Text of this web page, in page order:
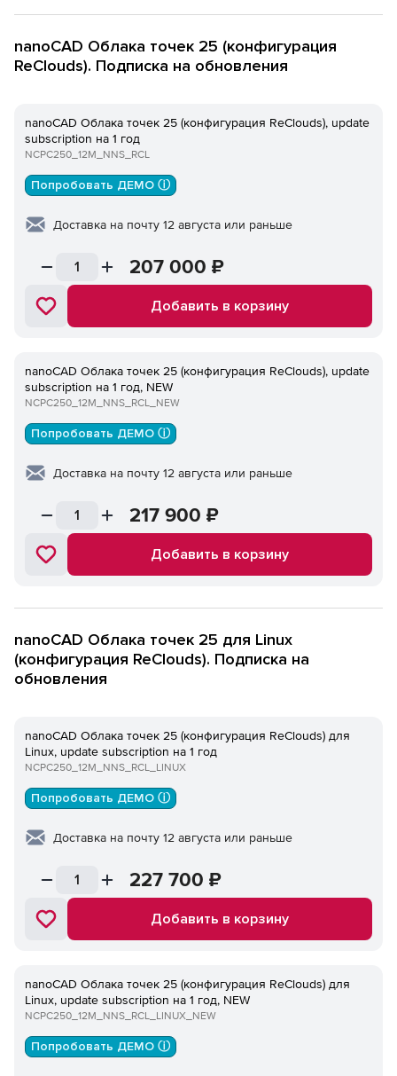
nanoCAD Облака точек 25 (конфигурация
ReClouds). Подписка на обновления
nanoCAD Облака точек 25 (конфигурация ReClouds), update
subscription на 1 год
NCPC250_12M_NNS_RCL
Попробовать ДЕМО ⓘ
Доставка на почту 12 августа или раньше
207 000 ₽
Добавить в корзину
nanoCAD Облака точек 25 (конфигурация ReClouds), update
subscription на 1 год, NEW
NCPC250_12M_NNS_RCL_NEW
Попробовать ДЕМО ⓘ
Доставка на почту 12 августа или раньше
217 900 ₽
Добавить в корзину
nanoCAD Облака точек 25 для Linux
(конфигурация ReClouds). Подписка на
обновления
nanoCAD Облака точек 25 (конфигурация ReClouds) для
Linux, update subscription на 1 год
NCPC250_12M_NNS_RCL_LINUX
Попробовать ДЕМО ⓘ
Доставка на почту 12 августа или раньше
227 700 ₽
Добавить в корзину
nanoCAD Облака точек 25 (конфигурация ReClouds) для
Linux, update subscription на 1 год, NEW
NCPC250_12M_NNS_RCL_LINUX_NEW
Попробовать ДЕМО ⓘ